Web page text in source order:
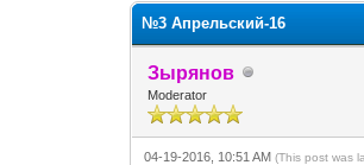
№3 Апрельский-16
Зырянов
Moderator
04-19-2016, 10:51 AM(This post was